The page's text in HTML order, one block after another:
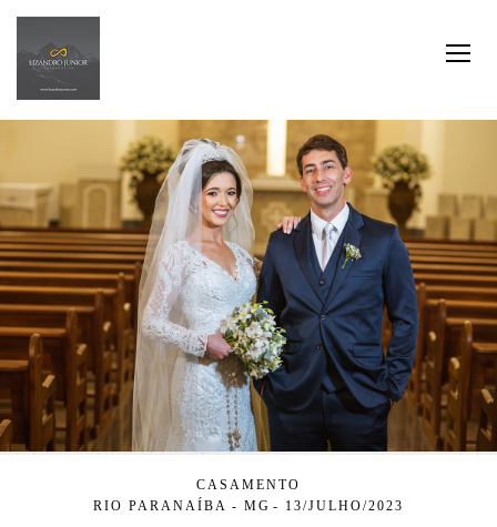
CASAMENTO
RIO PARANAÍBA - MG
13/JULHO/2023